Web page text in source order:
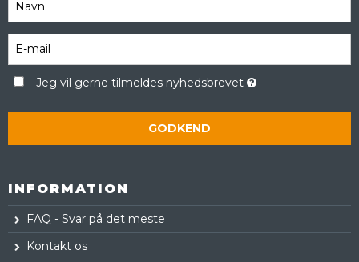
Jeg vil gerne tilmeldes nyhedsbrevet
GODKEND
INFORMATION
FAQ - Svar på det meste
Kontakt os